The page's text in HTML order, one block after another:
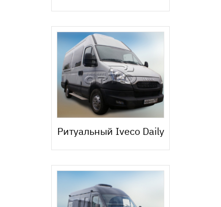
Ритуальный Iveco Daily